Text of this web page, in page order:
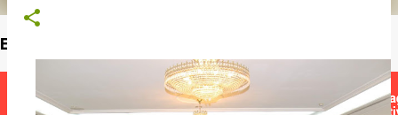
Encuentra un profesor